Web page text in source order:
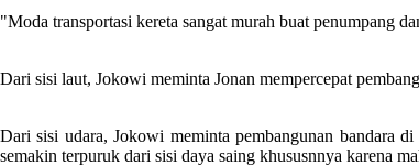
"Moda transportasi kereta sangat murah buat penumpang
Dari sisi laut, Jokowi meminta Jonan mempercepat
Dari sisi udara, Jokowi meminta pembangunan bandara
semakin terpuruk dari sisi daya saing khususnnya karena